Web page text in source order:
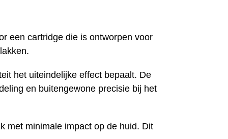
een cartridge die is ontworpen voor
het uiteindelijke effect bepaalt. De
en buitengewone precisie bij het
met minimale impact op de huid. Dit